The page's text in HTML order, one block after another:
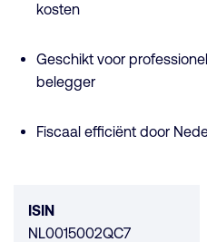
kosten
Geschikt voor
belegger
Fiscaal efficiënt door
data
ISIN
NL0015002QC7